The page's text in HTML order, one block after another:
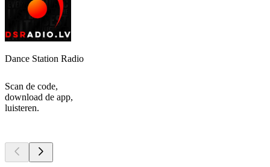
Dance Station Radio
Scan de code,
download de app,
luisteren.